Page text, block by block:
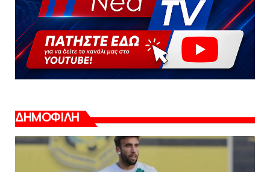
ΔΗΜΟΦΙΛΗ